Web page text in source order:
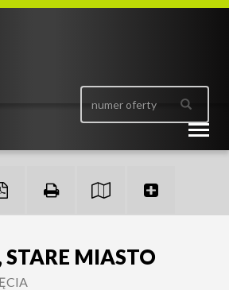
MIASTO